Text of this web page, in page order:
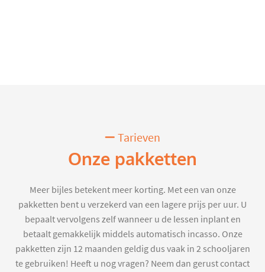
Tarieven
Onze pakketten
Meer bijles betekent meer korting. Met een van onze
pakketten bent u verzekerd van een lagere prijs per uur. U
bepaalt vervolgens zelf wanneer u de lessen inplant en
betaalt gemakkelijk middels automatisch incasso. Onze
pakketten zijn 12 maanden geldig dus vaak in 2 schooljaren
te gebruiken! Heeft u nog vragen? Neem dan gerust contact